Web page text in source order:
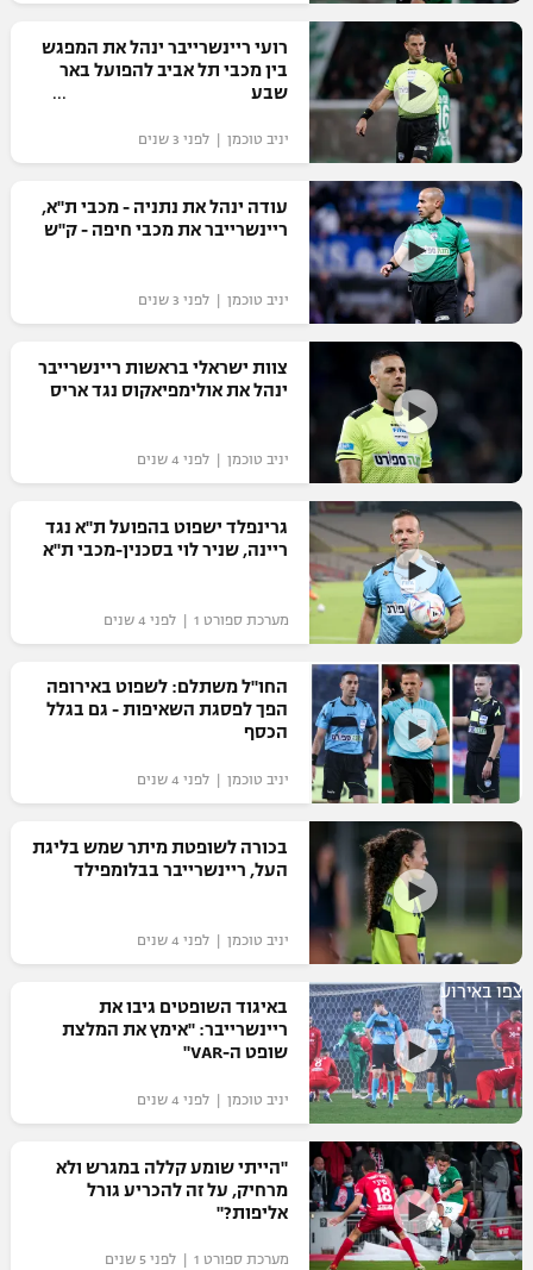
רשיון להקרנה פומבית לבית עסק
הצטרפות לחבילת הערוצים
לוח דרושים – ג'ובנט
תגיות
המגזין
רועי ריינשרייבר ינהל את המפגש
בין מכבי תל אביב להפועל באר
שבע
יניב טוכמן | לפני 3 שנים
עודה ינהל את נתניה - מכבי ת"א,
ריינשרייבר את מכבי חיפה - ק"ש
יניב טוכמן | לפני 3 שנים
צוות ישראלי בראשות ריינשרייבר
ינהל את אולימפיאקוס נגד אריס
יניב טוכמן | לפני 4 שנים
גרינפלד ישפוט בהפועל ת"א נגד
ריינה, שניר לוי בסכנין-מכבי ת"א
מערכת ספורט 1 | לפני 4 שנים
החו"ל משתלם: לשפוט באירופה
הפך לפסגת השאיפות - גם בגלל
הכסף
יניב טוכמן | לפני 4 שנים
בכורה לשופטת מיתר שמש בליגת
העל, ריינשרייבר בבלומפילד
יניב טוכמן | לפני 4 שנים
צפו באירוע
באיגוד השופטים גיבו את
ריינשרייבר: "אימץ את המלצת
שופט ה-VAR"
יניב טוכמן | לפני 4 שנים
"הייתי שומע קללה במגרש ולא
מרחיק, על זה להכריע גורל
אליפות?"
מערכת ספורט 1 | לפני 5 שנים